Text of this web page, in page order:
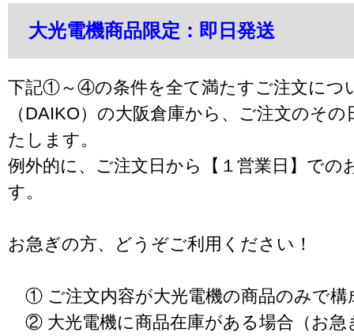
大光電機商品限定：即日発送
下記①～④の条件を全て満たすご注文につ
（DAIKO）の大阪倉庫から、ご注文のそ
たします。
例外的に、ご注文日から【１営業日】での
す。
お急ぎの方、どうぞご利用ください！
① ご注文内容が大光電機の商品のみで構
② 大光電機に商品在庫がある場合（お急